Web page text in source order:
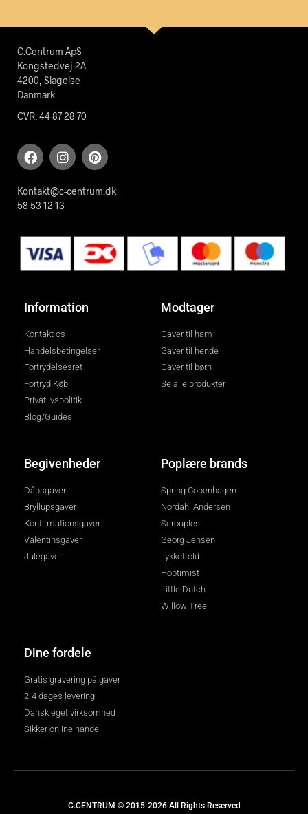
C.Centrum ApS
Kongstedvej 2A
4200, Slagelse
Danmark
CVR: 44 87 28 70
Kontakt@c-centrum.dk
58 53 12 13
Information
Kontakt os
Handelsbetingelser
Fortrydelsesret
Fortryd Køb
Privatlivspolitik
Blog/Guides
Modtager
Gaver til ham
Gaver til hende
Gaver til børn
Se alle produkter
Begivenheder
Dåbsgaver
Bryllupsgaver
Konfirmationsgaver
Valentinsgaver
Julegaver
Poplære brands
Spring Copenhagen
Nordahl Andersen
Scrouples
Georg Jensen
Lykketrold
Hoptimist
Little Dutch
Willow Tree
Dine fordele
Gratis gravering på gaver
2-4 dages levering
Dansk eget virksomhed
Sikker online handel
C.CENTRUM © 2015-2026 All Rights Reserved